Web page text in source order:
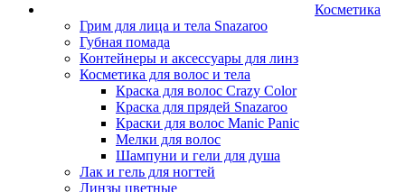
Косметика
Грим для лица и тела Snazaroo
Губная помада
Контейнеры и аксессуары для линз
Косметика для волос и тела
Краска для волос Crazy Color
Краска для прядей Snazaroo
Краски для волос Manic Panic
Мелки для волос
Шампуни и гели для душа
Лак и гель для ногтей
Линзы цветные